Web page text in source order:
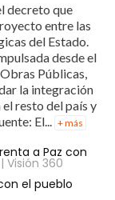
decreto que
entre las
del Estado.
desde el
Públicas,
la integración
resto del país y
El...
+ más
a Paz con
| Visión 360
el pueblo